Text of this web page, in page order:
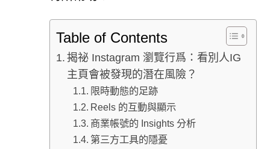
Table of Contents
揭祕 Instagram 瀏覽行爲：看別人IG
主頁會被發現的潛在風險？
限時動態的足跡
Reels 的互動與顯示
商業帳號的 Insights 分析
第三方工具的隱憂